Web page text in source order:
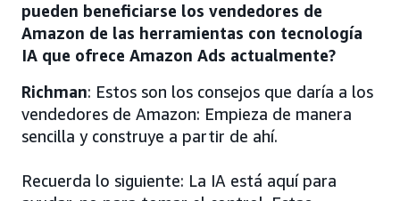
pueden beneficiarse los vendedores de
Amazon de las herramientas con tecnología
IA que ofrece Amazon Ads actualmente?
Richman: Estos son los consejos que daría a los
vendedores de Amazon: Empieza de manera
sencilla y construye a partir de ahí.
Recuerda lo siguiente: La IA está aquí para